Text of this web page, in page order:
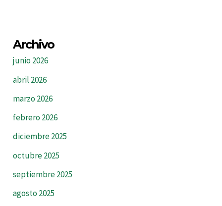
Archivo
junio 2026
abril 2026
marzo 2026
febrero 2026
diciembre 2025
octubre 2025
septiembre 2025
agosto 2025